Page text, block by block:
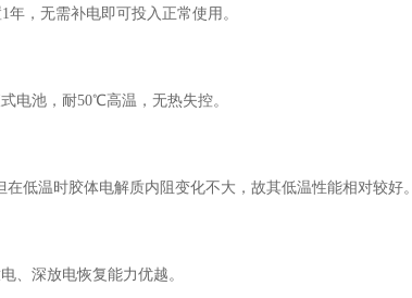
，无需补电即可投入正常使用。
电池，耐50℃高温，无热失控。
低温时胶体电解质内阻变化不大，故其低温性能相对较好。
、深放电恢复能力优越。